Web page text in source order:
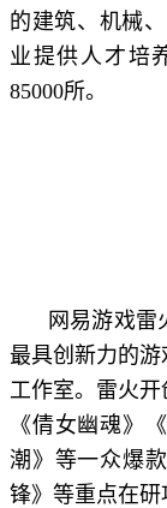
的建筑、机械
业提供人才培
85000所。
网易游戏雷
最具创新力的
工作室。雷火开
《倩女幽魂》
潮》等一众爆
锋》等重点在